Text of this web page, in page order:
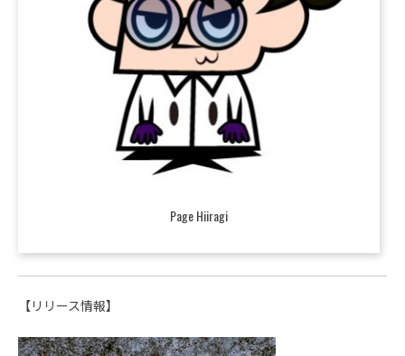
Page Hiiragi
【リリース情報】